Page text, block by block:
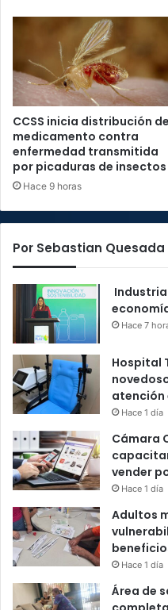
CCSS inicia distribución de
medicamento contra
enfermedad transmitida
por picaduras de insectos
Hace 9 horas
Por Sebastian Quesada
Hace 7
Hospital
atención
Hace 1 día
Cámara
vender
Hace 1 día
Adultos
Hace 1 día
Área de